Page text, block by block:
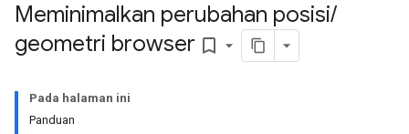
Meminimalkan perubahan posisi/
geometri browser bookmark_border
Pada halaman ini
Panduan